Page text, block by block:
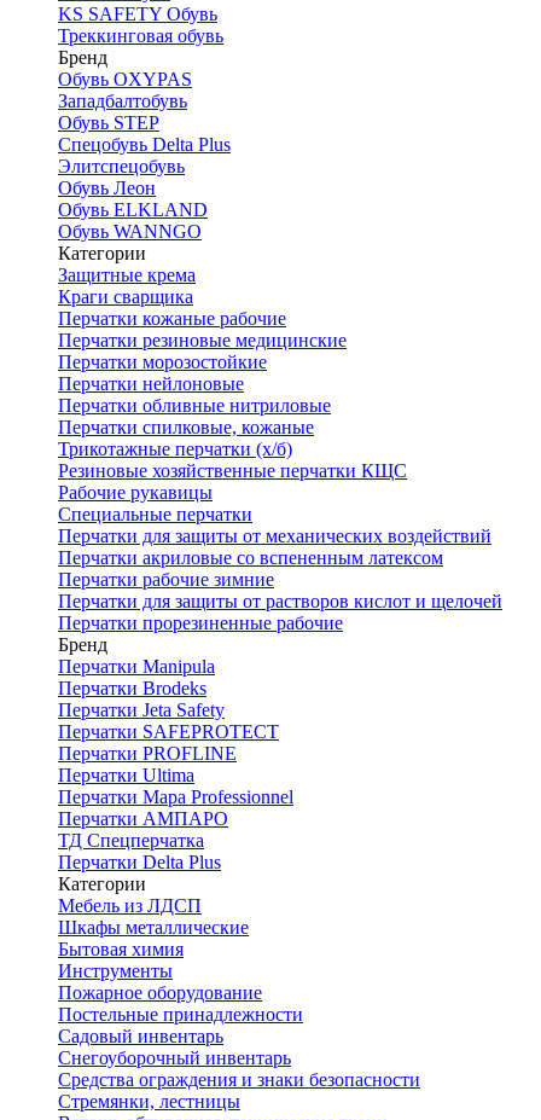
KS SAFETY Обувь
Треккинговая обувь
Бренд
Обувь OXYPAS
Западбалтобувь
Обувь STEP
Спецобувь Delta Plus
Элитспецобувь
Обувь Леон
Обувь ELKLAND
Обувь WANNGO
Категории
Защитные крема
Краги сварщика
Перчатки кожаные рабочие
Перчатки резиновые медицинские
Перчатки морозостойкие
Перчатки нейлоновые
Перчатки обливные нитриловые
Перчатки спилковые, кожаные
Трикотажные перчатки (х/б)
Резиновые хозяйственные перчатки КЩС
Рабочие рукавицы
Специальные перчатки
Перчатки для защиты от механических воздействий
Перчатки акриловые со вспененным латексом
Перчатки рабочие зимние
Перчатки для защиты от растворов кислот и щелочей
Перчатки прорезиненные рабочие
Бренд
Перчатки Manipula
Перчатки Brodeks
Перчатки Jeta Safety
Перчатки SAFEPROTECT
Перчатки PROFLINE
Перчатки Ultima
Перчатки Мара Professionnel
Перчатки АМПАРО
ТД Спецперчатка
Перчатки Delta Plus
Категории
Мебель из ЛДСП
Шкафы металлические
Бытовая химия
Инструменты
Пожарное оборудование
Постельные принадлежности
Садовый инвентарь
Снегоуборочный инвентарь
Средства ограждения и знаки безопасности
Стремянки, лестницы